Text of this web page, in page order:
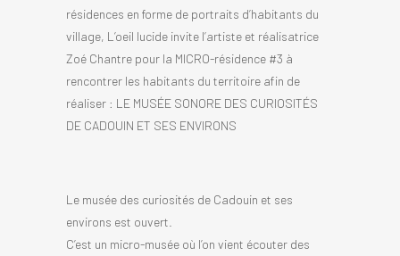
résidences en forme de portraits d’habitants du
village, L’oeil lucide invite l’artiste et réalisatrice
Zoé Chantre pour la MICRO-résidence #3 à
rencontrer les habitants du territoire afin de
réaliser : LE MUSÉE SONORE DES CURIOSITÉS
DE CADOUIN ET SES ENVIRONS
Le musée des curiosités de Cadouin et ses
environs est ouvert.
C’est un micro-musée où l’on vient écouter des